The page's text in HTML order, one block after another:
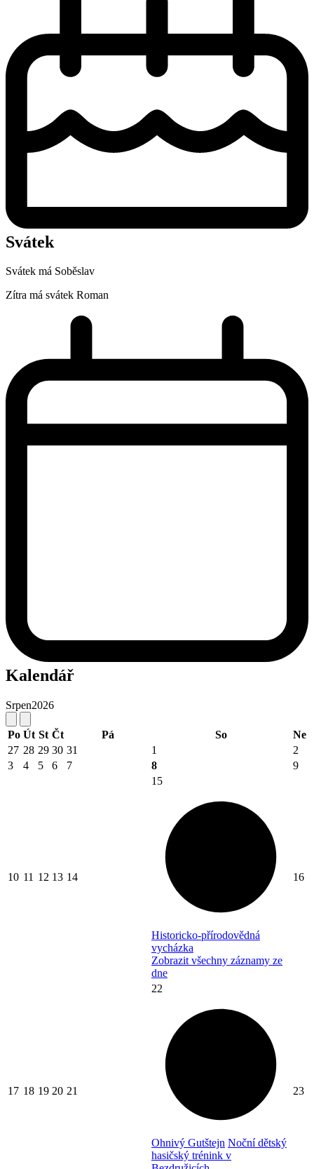
Svátek
Svátek má Soběslav
Zítra má svátek Roman
Kalendář
Srpen2026
Po Út St Čt Pá So
Ne
27 28 29 30 31 1
2
3
4 5 6 7 8 9
10 11 12 13 14
15
Historicko-přírodovědná
vycházka
Zobrazit všechny záznamy ze
dne
16
17 18 19 20 21
22
Ohnivý Gutštejn Noční dětský
hasičský trénink v
23